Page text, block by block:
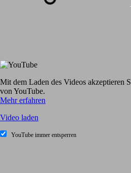
Mit dem Laden des Videos akzeptieren
von YouTube.
Mehr erfahren
Video laden
YouTube immer entsperren